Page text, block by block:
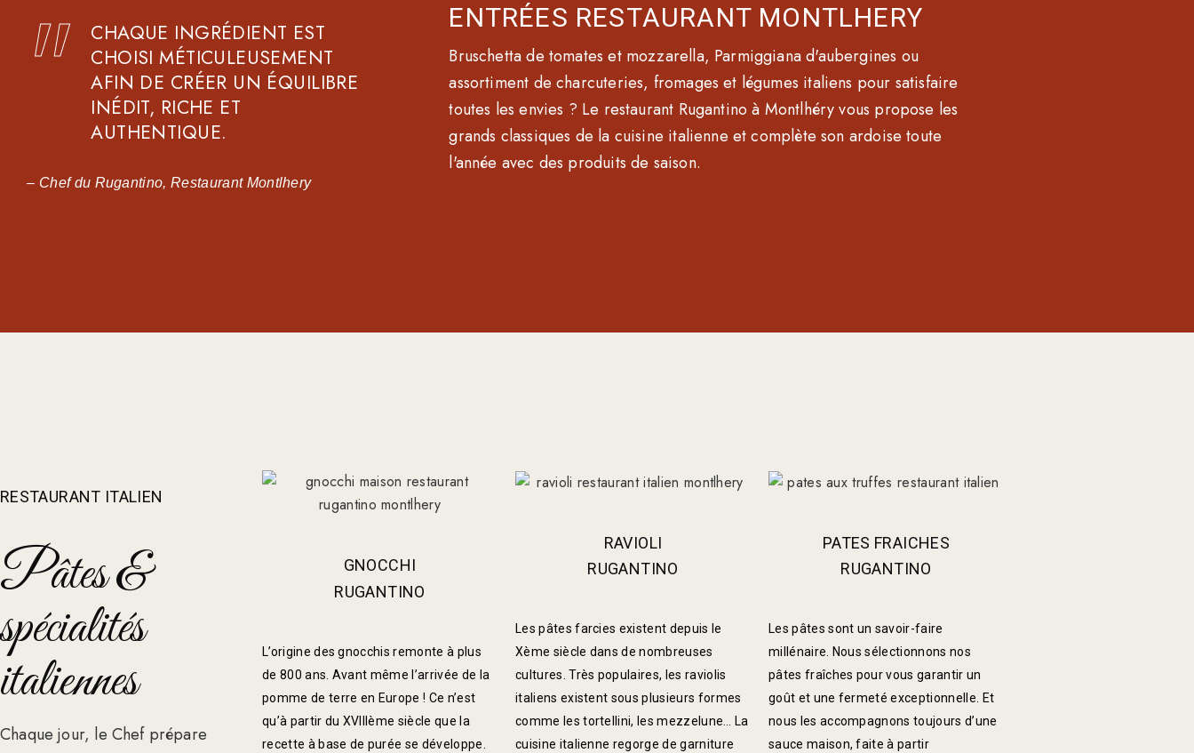
CHAQUE INGRÉDIENT EST
CHOISI MÉTICULEUSEMENT
AFIN DE CRÉER UN ÉQUILIBRE
INÉDIT, RICHE ET
AUTHENTIQUE.
– Chef du Rugantino, Restaurant Montlhery
ENTRÉES RESTAURANT MONTLHERY
Bruschetta de tomates et mozzarella, Parmiggiana d'aubergines ou
assortiment de charcuteries, fromages et légumes italiens pour satisfaire
toutes les envies ? Le restaurant Rugantino à Montlhéry vous propose les
grands classiques de la cuisine italienne et complète son ardoise toute
l'année avec des produits de saison.
RESTAURANT ITALIEN
Pâtes &
spécialités
italiennes
Chaque jour, le Chef prépare
GNOCCHI
RUGANTINO
L’origine des gnocchis remonte à plus
de 800 ans. Avant même l’arrivée de la
pomme de terre en Europe ! Ce n’est
qu’à partir du XVIIIème siècle que la
recette à base de purée se développe.
RAVIOLI
RUGANTINO
Les pâtes farcies existent depuis le
Xème siècle dans de nombreuses
cultures. Très populaires, les raviolis
italiens existent sous plusieurs formes
comme les tortellini, les mezzelune… La
cuisine italienne regorge de garniture
PATES FRAICHES
RUGANTINO
Les pâtes sont un savoir-faire
millénaire. Nous sélectionnons nos
pâtes fraîches pour vous garantir un
goût et une fermeté exceptionnelle. Et
nous les accompagnons toujours d’une
sauce maison, faite à partir